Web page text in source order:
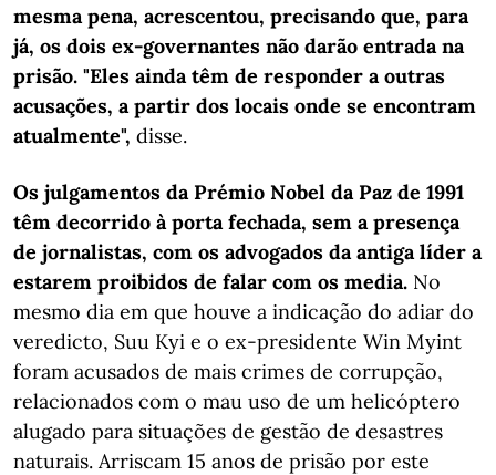
mesma pena, acrescentou, precisando que, para
já, os dois ex-governantes não darão entrada na
prisão. "Eles ainda têm de responder a outras
acusações, a partir dos locais onde se encontram
atualmente", disse.
Os julgamentos da Prémio Nobel da Paz de 1991
têm decorrido à porta fechada, sem a presença
de jornalistas, com os advogados da antiga líder a
estarem proibidos de falar com os media. No
mesmo dia em que houve a indicação do adiar do
veredicto, Suu Kyi e o ex-presidente Win Myint
foram acusados de mais crimes de corrupção,
relacionados com o mau uso de um helicóptero
alugado para situações de gestão de desastres
naturais. Arriscam 15 anos de prisão por este